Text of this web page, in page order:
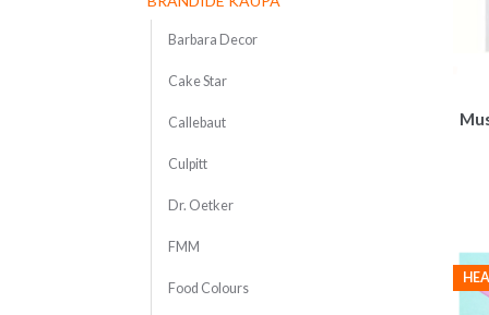
Barbara Decor
Cake Star
Callebaut
Culpitt
Dr. Oetker
FMM
Food Colours